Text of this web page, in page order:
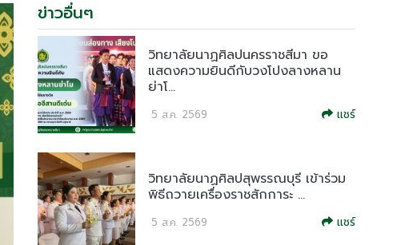
ข่าวอื่นๆ
วิทยาลัยนาฏศิลปนครราชสีมา ขอ
แสดงความยินดีกับวงโปงลางหลาน
ย่าโ...
5 ส.ค. 2569 แชร์
วิทยาลัยนาฏศิลปสุพรรณบุรี เข้าร่วม
พิธีถวายเครื่องราชสักการะ ...
5 ส.ค. 2569 แชร์